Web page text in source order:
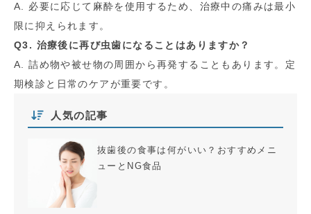
A. 必要に応じて麻酔を使用するため、治療中の痛みは最小
限に抑えられます。
Q3. 治療後に再び虫歯になることはありますか？
A. 詰め物や被せ物の周囲から再発することもあります。定
期検診と日常のケアが重要です。
人気の記事
抜歯後の食事は何がいい？おすすめメニ
ューとNG食品